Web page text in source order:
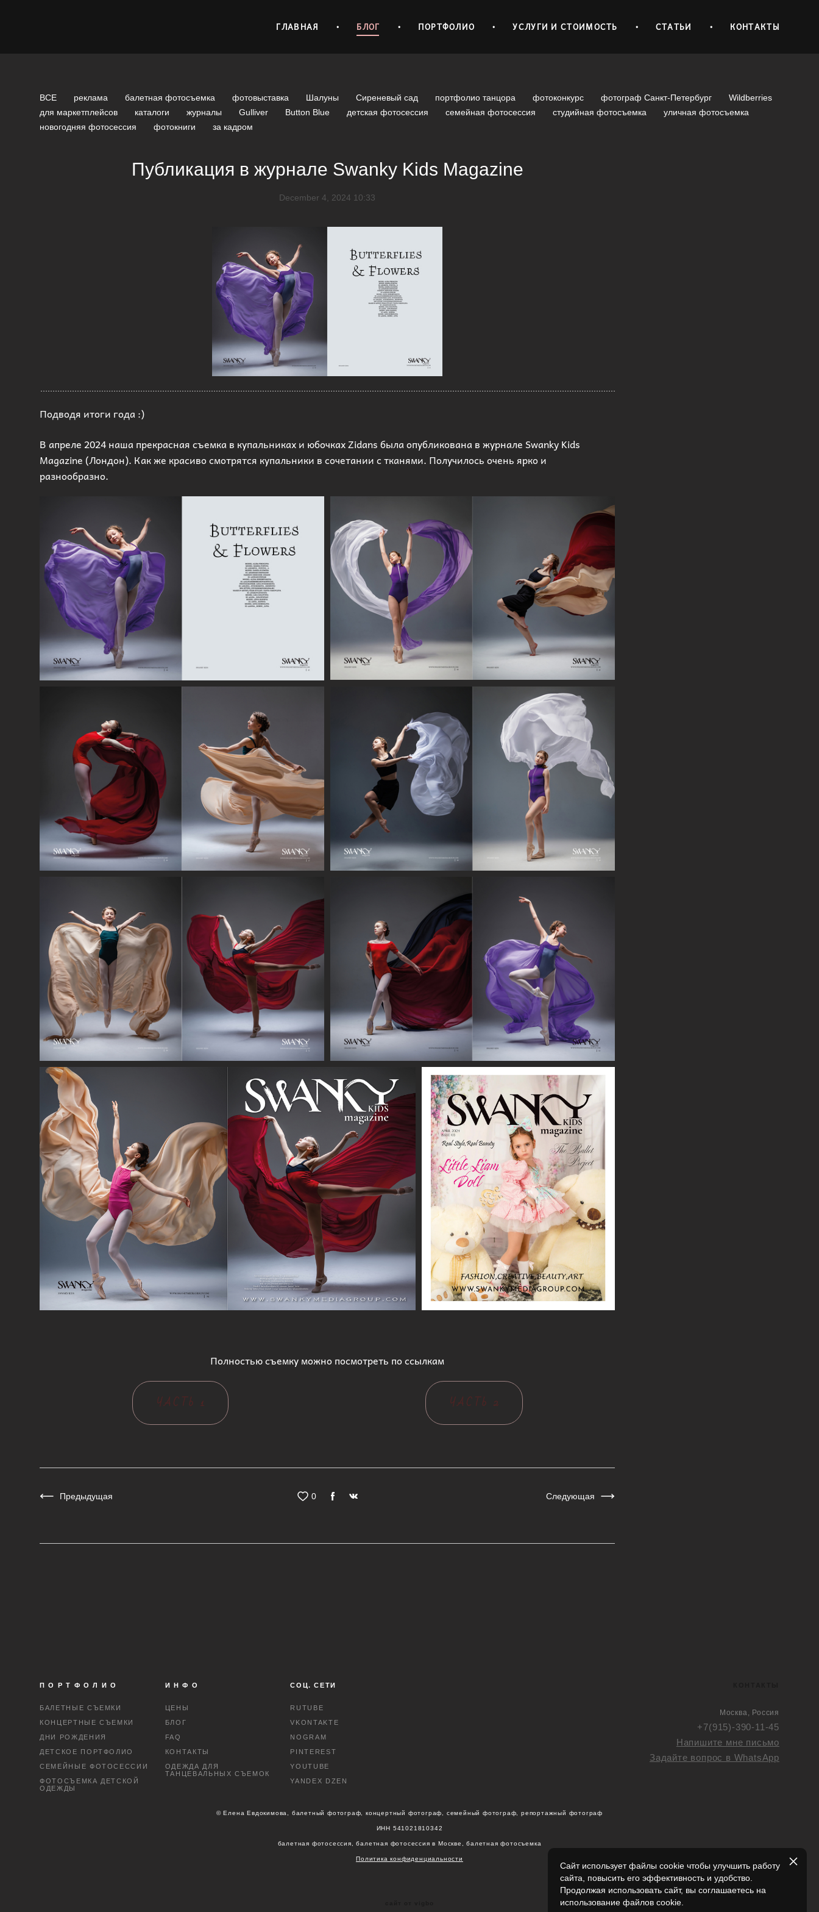
ГЛАВНАЯ • БЛОГ • ПОРТФОЛИО • УСЛУГИ И СТОИМОСТЬ • СТАТЬИ • КОНТАКТЫ
ВСЕ реклама балетная фотосъемка фотовыставка Шалуны Сиреневый сад портфолио танцора фотоконкурс фотограф Санкт-Петербург
Wildberries
для маркетплейсов
каталоги журналы Gulliver Button Blue детская фотосессия семейная фотосессия студийная фотосъемка
уличная фотосъемка
новогодняя фотосессия
фотокниги за кадром
Публикация в журнале Swanky Kids Magazine
December 4, 2024 10:33
Подводя итоги года :)
В апреле 2024 наша прекрасная съемка в купальниках и юбочках Zidans была опубликована в журнале Swanky Kids
Magazine (Лондон). Как же красиво смотрятся купальники в сочетании с тканями. Получилось очень ярко и
разнообразно.
Полностью съемку можно посмотреть по ссылкам
ЧАСТЬ 1 ЧАСТЬ 2
0
Предыдущая Следующая
ПОРТФОЛИО
БАЛЕТНЫЕ СЪЕМКИ
КОНЦЕРТНЫЕ СЪЕМКИ
ДНИ РОЖДЕНИЯ
ДЕТСКОЕ ПОРТФОЛИО
СЕМЕЙНЫЕ ФОТОСЕССИИ
ФОТОСЪЕМКА ДЕТСКОЙ
ОДЕЖДЫ
ИНФО
ЦЕНЫ
БЛОГ
FAQ
КОНТАКТЫ
ОДЕЖДА ДЛЯ
ТАНЦЕВАЛЬНЫХ СЪЕМОК
СОЦ. СЕТИ
RUTUBE
VKONTAKTE
NOGRAM
PINTEREST
YOUTUBE
YANDEX DZEN
Москва, Россия
+7(915)-390-11-45
Напишите мне письмо
Задайте вопрос в WhatsApp
© Елена Евдокимова, балетный фотограф, концертный фотограф, семейный фотограф, репортажный фотограф
ИНН 541021810342
балетная фотосессия, балетная фотосессия в Москве, балетная фотосъемка
Политика конфиденциальности
Сайт использует файлы cookie чтобы улучшить работу
сайта, повысить его эффективность и удобство.
Продолжая использовать сайт, вы соглашаетесь на
использование файлов cookie.